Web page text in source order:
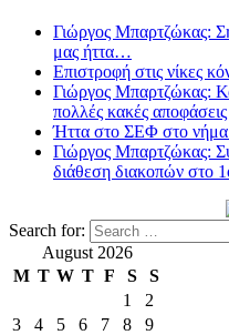
Γιώργος Μπαρτζώκας:
μας ήττα…
Επιστροφή στις νίκες
Γιώργος Μπαρτζώκας:
πολλές κακές αποφάσεις
Ήττα στο ΣΕΦ στο
Γιώργος Μπαρτζώκας:
διάθεση διακοπών στο
Search for:
August 2026
M T W T F S
S
1
2
3
4 5 6 7 8
9